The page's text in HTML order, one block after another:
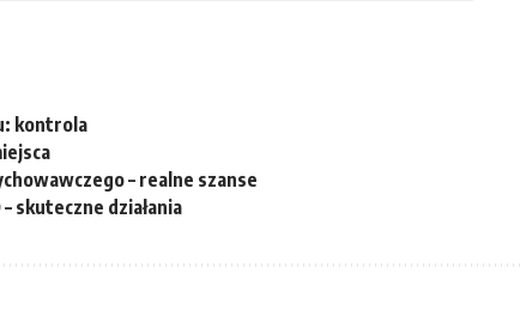
kontrola
– realne szanse
skuteczne działania